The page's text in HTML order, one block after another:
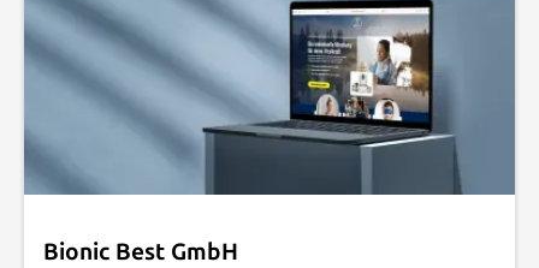
Bionic Best GmbH